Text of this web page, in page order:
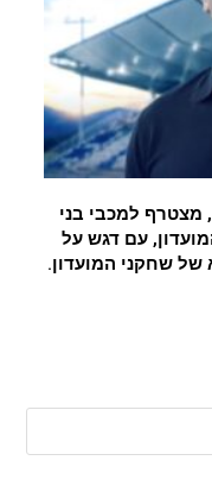
מצטרף למכבי בני
עם דגש על
שחקני המועדון.